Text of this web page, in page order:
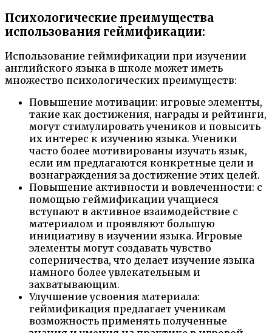
Психологические преимущества
использования геймификации:
Использование геймификации при изучении
английского языка в школе может иметь
множество психологических преимуществ:
Повышение мотивации: игровые элементы,
такие как достижения, награды и рейтинги,
могут стимулировать учеников и повысить
их интерес к изучению языка. Ученики
часто более мотивированы изучать язык,
если им предлагаются конкретные цели и
вознаграждения за достижение этих целей.
Повышение активности и вовлеченности: с
помощью геймификации учащиеся
вступают в активное взаимодействие с
материалом и проявляют большую
инициативу в изучении языка. Игровые
элементы могут создавать чувство
соперничества, что делает изучение языка
намного более увлекательным и
захватывающим.
Улучшение усвоения материала:
геймификация предлагает ученикам
возможность применять полученные